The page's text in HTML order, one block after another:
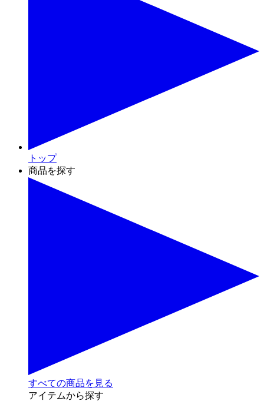
トップ
商品を探す
すべての商品を見る
アイテムから探す